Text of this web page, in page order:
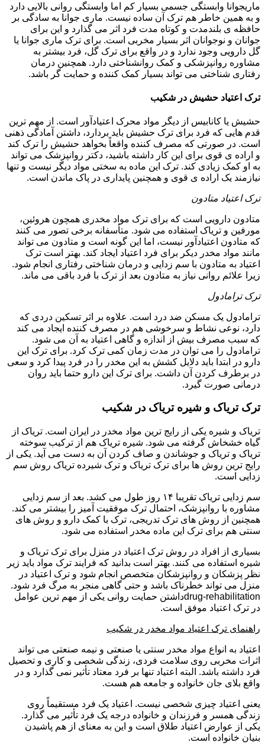
ماریجوانا وابستگی جسمی بسیار کم اما وابستگی روانی بالایی دارد
و به همین خاطر هم ترک آن ساده نیست. ماری جوانا به سادگی بر
حافظه ی بلندمدت و کوتاه مدت فرد اثر می گذارد و این برای
جوانان و نوجوانان اثر بسیار مخربی است. برای ترک ماری جوانا یا
گل دارویی وجود ندارد و در واقع برای ترک گل، فرد بیشتر به
مشاوره روانپزشکی و کمک روانشناختی دارد. همچنین درمان
رفتاری شناختی می تواند بسیار کمک کننده و حمایت گر باشد.
ترک اعتیاد حشیش در شکیب
حشیش یا کانابیس از دیگر مواد محرک اعتیادآور است. از مهم ترین
قدم هایی که فرد برای ترک حشیش باید بردارد، داشتن آمادگی ذهنی
است. در صورتی که مصرف کننده واقعاً بخواهد حشیش را ترک کند
و اراده ی قوی برای این کار داشته باشید، دکتر روانپزشک می تواند
به او کمک زیادی کند. ترک این ماده به سختی مواد دیگر نیست و تنها
نیازمند یک اراده ی قوی و همچنین پایداری در پاک ماندن است.
ترک اعتیاد متادون
متادون دارویی است که برای ترک مواد مخدری همچون هروئین،
مورفین و تریاک استفاده می شود. متأسفانه برخی تصور می کنند
که متادون اعتیادآور نیست، اما این گونه است و متادون می تواند
مانند مواد مخدر دیکر برای فرد اعتیاد ایجاد کند. بهتر است ترک
اعتیاد به متادون با سم زدایی و درمان شناختی رفتاری انجام شود.
زیرا علائم روانی نیاز به متادون بعد از ترک با فرد باقی می ماند.
ترک ترامادول
ترامادول یک مسکن ضد درد است. علاوه بر اثر تسکین دردی که
دارد، نوعی نشاط و سرخوشی هم در مصرف کننده ایجاد می کند
که سبب مصرف بیش از اندازه و گاهی اعتیاد به آن می شود.
ترامادول را می توان در مدت زمان کمی ترک کرد. برای ترک این
دارو در ابتدا باید دلایل کشش به این مخدر را در فرد پیدا کرد و سعی
در برطرف کردن آن داشت. برای ترک این دارو حتما باید روان
درمانی صورت گیرد.
ترک تریاک و شیره تریاک در شکیب
تریاک و شیره یکی از رایج ترین مواد مخدر در ایران است. تریاک از
گیاه خشخاش گرفته می شود. شیره تریاک هم از ترکیب سوخته
تریاک و تریاک و جوشاندن و صاف کردن آن به دست می آید. یکی از
رایج ترین روش ها برای ترک تریاک و ترک شیرده تریاک روش سم
زدایی است.
سم زدایی تریاک تقریبا ۱۴ روز طول می کشد. بعد از سم زدایی
مشاوره با روانپزشک، احتمال ترک موفقیت آمیز را بیشتر می کند.
همچنین از روش های ترک تدریجی، ترک با کمک دارو و روش های
سنتی هم برای ترک این ماده مخدر استفاده می شود.
بسیاری از افراد در روش ترک اعتیاد در منزل برای ترک تریاک و
شیره استفاده می کنند. بهتر است بدانید که فرایند ترک مواد باید زیر
نظر پزشکان و روانپزشکان متخصص انجام شود و ترک اعتیاد در
منزل می تواند خطرناک باشد و حتی گاهی منجر به مرگ فرد شود.
drug-rehabilitationداشتن حمایت روانی یکی از مهم ترین عوامل
در ترک اعتیاد موفق است.
راهنمای ترک اعتیاد مواد مخدر در شکیب
اعتیاد به انواع مواد مخدر سنتی یا صنعتی و نیمه صنعتی می تواند
اثرات مخربی روی سلامت فردی، زندگی شخصی و کاری و تحصیل
فرد داشته باشد. البته اعتیاد تنها بر فرد معتاد تأثیر نمی گذارد و در
واقع بلای جان خانواده و جامعه هم هست.
یعنی اعتیاد چیزی شخصی نیست. اعتیاد یک فرد مستقیماً روی
زندگی همسر و فرزندان و خانواده درجه یک فرد تأثیر می گذارد.
یکی از عوارض اعتیاد طلاق است و این به معنای از هم پاشیدن
بنیان خانواده است.